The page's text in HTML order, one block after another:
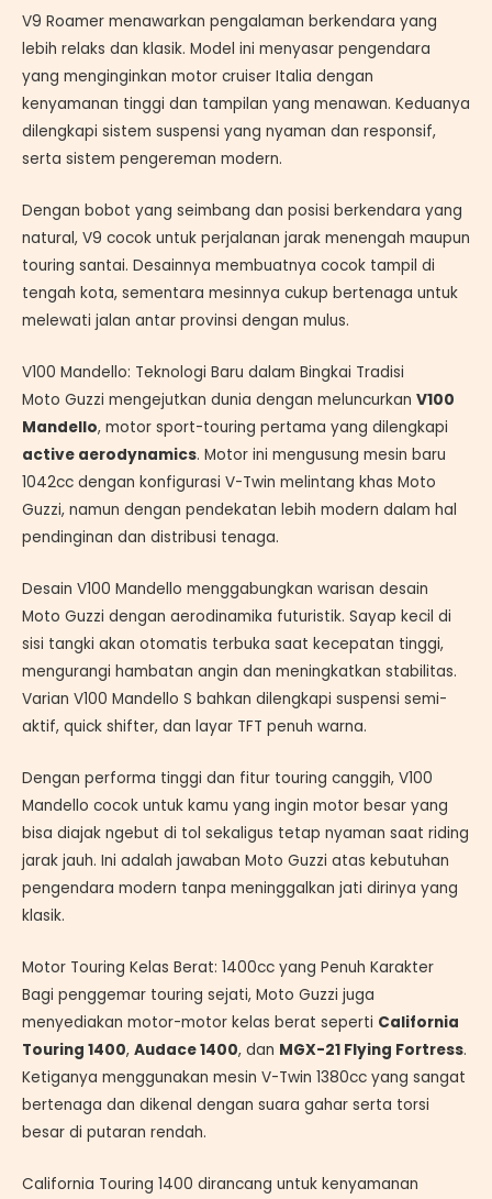
V9 Roamer menawarkan pengalaman berkendara yang
lebih relaks dan klasik. Model ini menyasar pengendara
yang menginginkan motor cruiser Italia dengan
kenyamanan tinggi dan tampilan yang menawan. Keduanya
dilengkapi sistem suspensi yang nyaman dan responsif,
serta sistem pengereman modern.
Dengan bobot yang seimbang dan posisi berkendara yang
natural, V9 cocok untuk perjalanan jarak menengah maupun
touring santai. Desainnya membuatnya cocok tampil di
tengah kota, sementara mesinnya cukup bertenaga untuk
melewati jalan antar provinsi dengan mulus.
V100 Mandello: Teknologi Baru dalam Bingkai Tradisi
Moto Guzzi mengejutkan dunia dengan meluncurkan V100
Mandello, motor sport-touring pertama yang dilengkapi
active aerodynamics. Motor ini mengusung mesin baru
1042cc dengan konfigurasi V-Twin melintang khas Moto
Guzzi, namun dengan pendekatan lebih modern dalam hal
pendinginan dan distribusi tenaga.
Desain V100 Mandello menggabungkan warisan desain
Moto Guzzi dengan aerodinamika futuristik. Sayap kecil di
sisi tangki akan otomatis terbuka saat kecepatan tinggi,
mengurangi hambatan angin dan meningkatkan stabilitas.
Varian V100 Mandello S bahkan dilengkapi suspensi semi-
aktif, quick shifter, dan layar TFT penuh warna.
Dengan performa tinggi dan fitur touring canggih, V100
Mandello cocok untuk kamu yang ingin motor besar yang
bisa diajak ngebut di tol sekaligus tetap nyaman saat riding
jarak jauh. Ini adalah jawaban Moto Guzzi atas kebutuhan
pengendara modern tanpa meninggalkan jati dirinya yang
klasik.
Motor Touring Kelas Berat: 1400cc yang Penuh Karakter
Bagi penggemar touring sejati, Moto Guzzi juga
menyediakan motor-motor kelas berat seperti California
Touring 1400, Audace 1400, dan MGX-21 Flying Fortress.
Ketiganya menggunakan mesin V-Twin 1380cc yang sangat
bertenaga dan dikenal dengan suara gahar serta torsi
besar di putaran rendah.
California Touring 1400 dirancang untuk kenyamanan